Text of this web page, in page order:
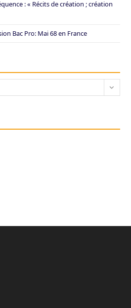
: « Récits de création ; création
Bac Pro: Mai 68 en France